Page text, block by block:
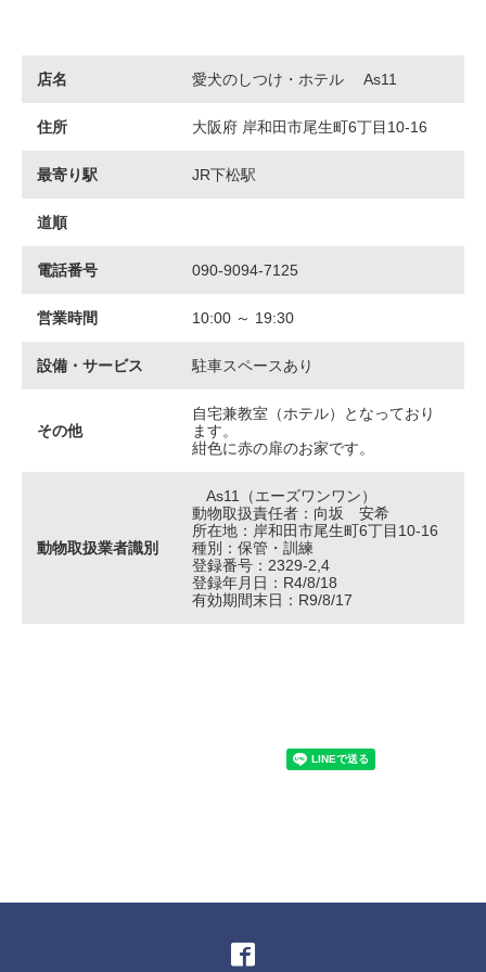
店名 愛犬のしつけ・ホテル As11
住所 大阪府 岸和田市尾生町6丁目10-16
最寄り駅 JR下松駅
道順
電話番号 090-9094-7125
営業時間 10:00 ～ 19:30
設備・サービス 駐車スペースあり
その他
自宅兼教室（ホテル）となっており
ます。
紺色に赤の扉のお家です。
動物取扱業者識別
As11（エーズワンワン）
動物取扱責任者：向坂 安希
所在地：岸和田市尾生町6丁目10-16
種別：保管・訓練
登録番号：2329-2,4
登録年月日：R4/8/18
有効期間末日：R9/8/17